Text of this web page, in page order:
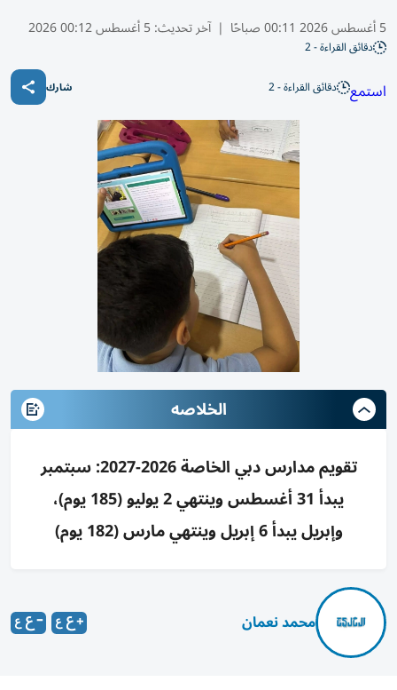
5 أغسطس 2026 00:11 صباحًا | آخر تحديث:5 أغسطس 00:12 2026
دقائق القراءة - 2
استمع دقائق القراءة - 2 شارك
الخلاصه
تقويم مدارس دبي الخاصة 2026-2027: سبتمبر
يبدأ 31 أغسطس وينتهي 2 يوليو (185 يوم)،
وإبريل يبدأ 6 إبريل وينتهي مارس (182 يوم)
محمد نعمان